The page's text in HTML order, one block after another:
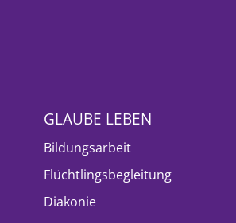
GLAUBE LEBEN
Bildungsarbeit
Flüchtlingsbegleitung
Diakonie